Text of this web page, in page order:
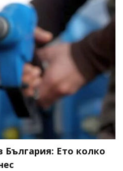
България: Ето колко